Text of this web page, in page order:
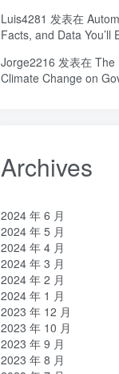
亿万富翁 (2) 人生 (2)
stable diffusion(6)
Luis4281 发表在
Facts, and Data You’ll
Jorge2216 发表在 The
Climate Change on
Archives
2024 年 6 月
2024 年 5 月
2024 年 4 月
2024 年 3 月
2024 年 2 月
2024 年 1 月
2023 年 12 月
2023 年 10 月
2023 年 9 月
2023 年 8 月